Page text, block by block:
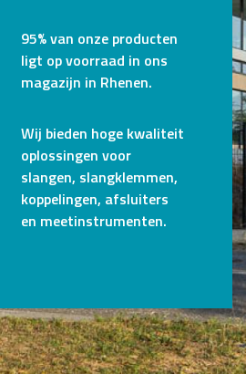
95% van onze producten
ligt op voorraad in ons
magazijn in Rhenen.
Wij bieden hoge kwaliteit
oplossingen voor
slangen, slangklemmen,
koppelingen, afsluiters
en meetinstrumenten.